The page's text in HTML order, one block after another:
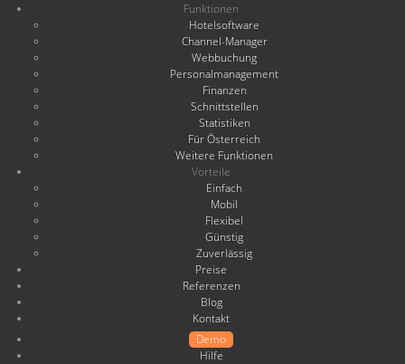
Funktionen
Hotelsoftware
Channel-Manager
Webbuchung
Personalmanagement
Finanzen
Schnittstellen
Statistiken
Für Österreich
Weitere Funktionen
Vorteile
Einfach
Mobil
Flexibel
Günstig
Zuverlässig
Preise
Referenzen
Blog
Kontakt
Demo
Hilfe